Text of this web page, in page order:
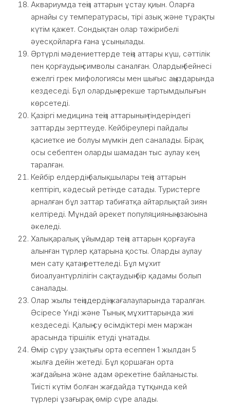
Аквариумда теңіз аттарын ұстау қиын. Оларға
арнайы су температурасы, тірі азық және тұрақты
күтім қажет. Сондықтан олар тәжірибелі
әуесқойларға ғана ұсынылады.
Әртүрлі мәдениеттерде теңіз аттары күш, сәттілік
пен қорғаудың символы саналған. Олардың бейнесі
ежелгі грек мифологиясы мен шығыс аңыздарында
кездеседі. Бұл олардың ерекше тартымдылығын
көрсетеді.
Қазіргі медицина теңіз аттарының тіндеріндегі
заттарды зерттеуде. Кейбіреулері пайдалы
қасиетке ие болуы мүмкін деп саналады. Бірақ
осы себептен оларды шамадан тыс аулау кең
таралған.
Кейбір елдердің балықшылары теңіз аттарын
кептіріп, кәдесый ретінде сатады. Туристерге
арналған бұл заттар табиғатқа айтарлықтай зиян
келтіреді. Мұндай әрекет популяцияның азаюына
әкеледі.
Халықаралық ұйымдар теңіз аттарын қорғауға
алынған түрлер қатарына қосты. Оларды аулау
мен сату қатаң реттеледі. Бұл мұхит
биоалуантүрлілігін сақтаудың бір қадамы болып
саналады.
Олар жылы теңіздердің жағалауларында таралған.
Әсіресе Үнді және Тынық мұхиттарында жиі
кездеседі. Қалың су өсімдіктері мен маржан
арасында тіршілік етуді ұнатады.
Өмір сүру ұзақтығы орта есеппен 1 жылдан 5
жылға дейін жетеді. Бұл қоршаған орта
жағдайына және адам әрекетіне байланысты.
Тиісті күтім болған жағдайда тұтқында кей
түрлері ұзағырақ өмір сүре алады.